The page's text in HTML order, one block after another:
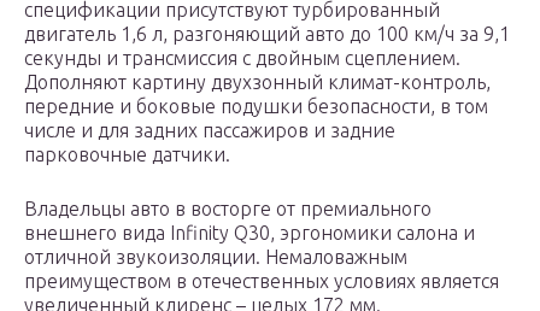
спецификации присутствуют турбированный
двигатель 1,6 л, разгоняющий авто до 100 км/ч за 9,1
секунды и трансмиссия с двойным сцеплением.
Дополняют картину двухзонный климат-контроль,
передние и боковые подушки безопасности, в том
числе и для задних пассажиров и задние
парковочные датчики.
Владельцы авто в восторге от премиального
внешнего вида Infinity Q30, эргономики салона и
отличной звукоизоляции. Немаловажным
преимуществом в отечественных условиях является
увеличенный клиренс – целых 172 мм.